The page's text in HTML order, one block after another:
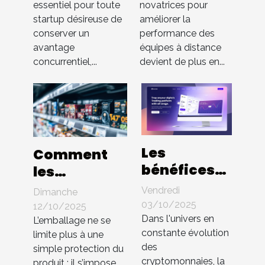
sans brevet
essentiel pour toute
startup désireuse de
conserver un
avantage
concurrentiel,...
des équipes
à distance
novatrices pour
améliorer la
performance des
équipes à distance
devient de plus en...
Comment
les
innovations
en
packaging
influencent-
elles les
Dimanche
12/10/2025
L’emballage ne se
limite plus à une
simple protection du
Les
bénéfices
d'une
interface
utilisateur
intuitive
dans les
Vendredi
03/10/2025
Dans l'univers en
constante évolution
des
cryptomonnaies, la